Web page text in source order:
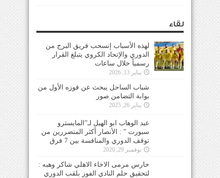
لقاء
لهذه الأسباب إنسحب فريق البرج من
الدوري والإتحاد الكروي يتبلغ القرار
رسمياً خلال ساعات
يناير 13, 2026
شباب الساحل يبحث عن فوزه الأول من
بوابة التضامن صور
يناير 26, 2025
عبد الوهاب ابو الهيل لـ”المايسترو
سبورت ” : الأنصار أكثر المتضررين من
توقف الدوري والمنافسة بين 7 فرق
نوفمبر 29, 2020
حارس مرمى الاخاء الاهلي شاكر وهبه :
لتحقيق حلم النادي الفوز بلقب الدوري